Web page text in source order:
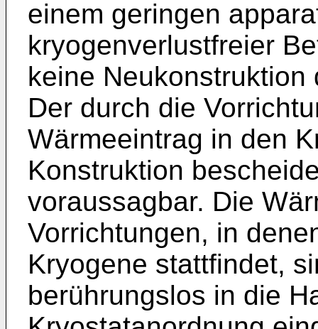
einem geringen
kryogenverlustfreier
keine
Der durch die
Wärmeeintrag in den
Konstruktion
voraussagbar. Die
Vorrichtungen, in
Kryogene stattfindet,
berührungslos in die